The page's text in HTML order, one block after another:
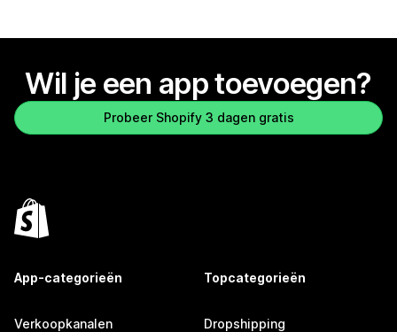
Wil je een app toevoegen?
Probeer Shopify 3 dagen gratis
App-categorieën
Verkoopkanalen
Topcategorieën
Dropshipping